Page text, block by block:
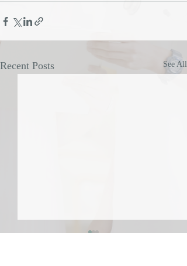
Recent Posts See All